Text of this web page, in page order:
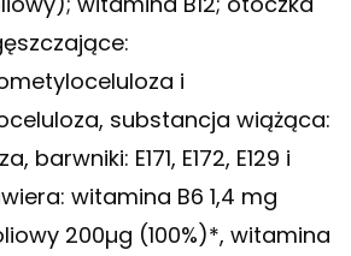
i
substancja wiążąca:
barwniki: E171, E172, E129 i
witamina B6 1,4 mg
200µg (100%)*, witamina